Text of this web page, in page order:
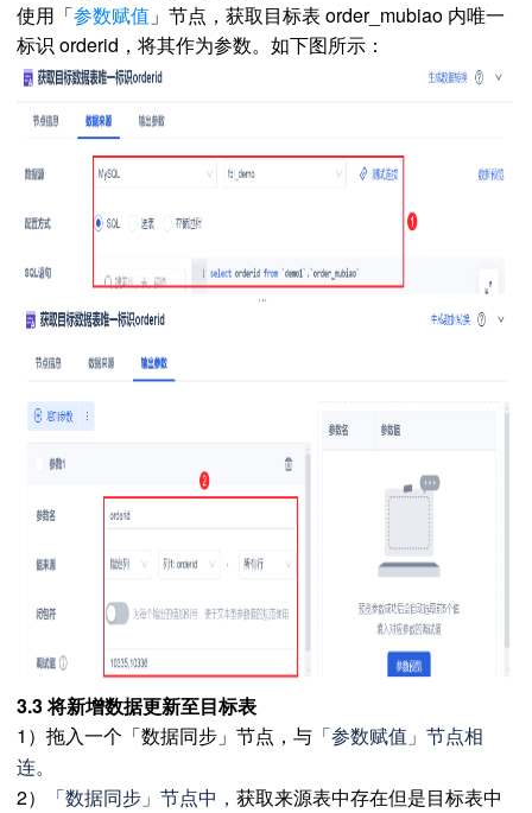
使用「参数赋值 」节点，获取目标表 order_mubiao 内唯一
标识 orderid，将其作为参数。如下图所示：
3.3 将新增数据更新至目标表
1）拖入一个「数据同步」节点，与 「参数赋值 」节点相
连。
2） 「数据同步」节点中， 获取来源表中存在但是目标表中